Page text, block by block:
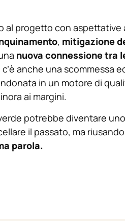
al progetto con
, mitigazione
nuova connessione tra
c’è anche una scommessa
in un motore di
ai margini.
potrebbe diventare
il passato, ma
parola.